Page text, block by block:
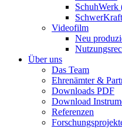
SchuhWerk
SchwerKraft
Videofilm
Neu
Über uns
Das Team
Ehrenämter &
Downloads PDF
Download
Referenzen